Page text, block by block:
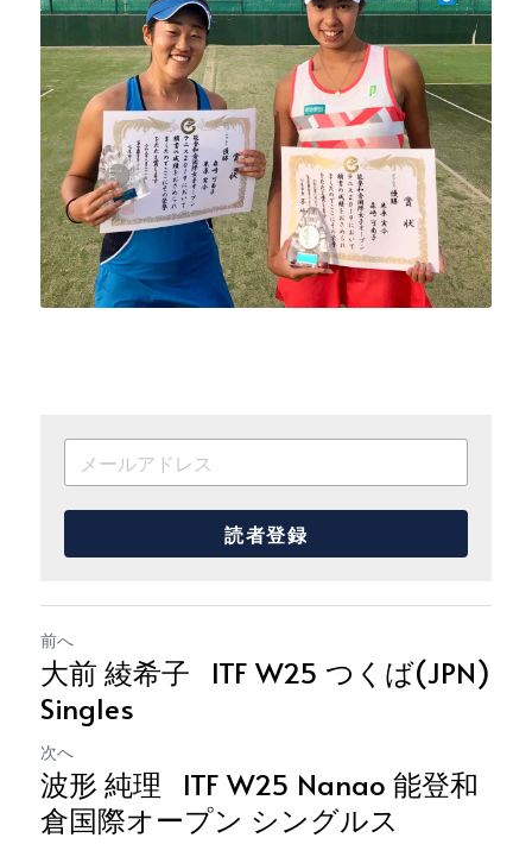
読者登録
前へ
大前 綾希子 ITF W25 つくば(JPN)
Singles
次へ
波形 純理 ITF W25 Nanao 能登和
倉国際オープン シングルス